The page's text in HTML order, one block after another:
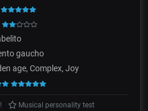
gaucho
age, Complex, Joy
Musical personality test